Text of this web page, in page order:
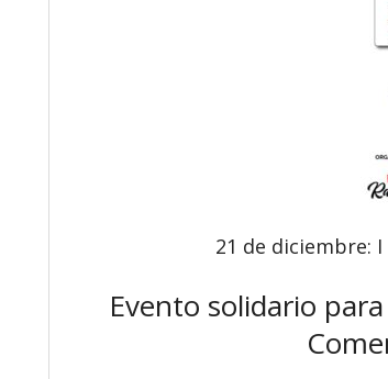
21 de diciembre:
Evento solidario